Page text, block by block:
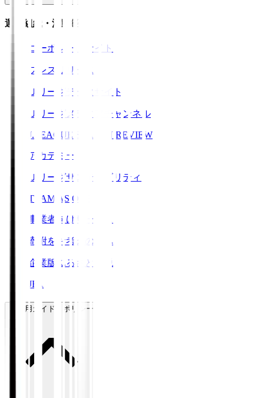
運営組織・活動紹介
コーポレートサイト
プレスリリース
Ｊリーグデータサイト
Ｊリーグメディアチャンネル
J.LEAGUE SEASON REVIEW
アカデミー
Ｊリーグサステナビリティ
TEAM AS ONE
事業者向けサービス
寄附をお考えの方へ
企業版ふるさと納税
JFA
ご利用ガイド・ポリシー